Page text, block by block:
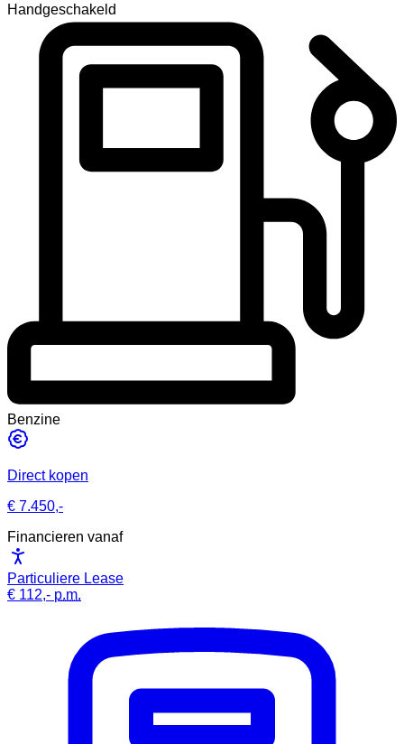
Handgeschakeld
Benzine
Direct kopen
€ 7.450,-
Financieren vanaf
Particuliere Lease
€ 112,- p.m.